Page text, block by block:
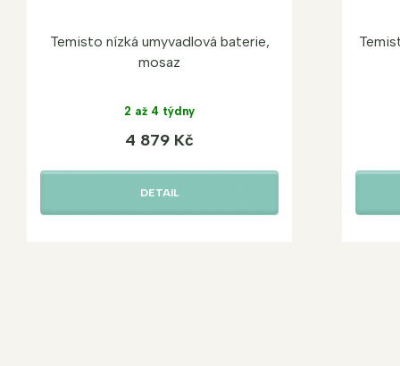
Temisto nízká umyvadlová baterie,
mosaz
2 až 4 týdny
4 879 Kč
DETAIL